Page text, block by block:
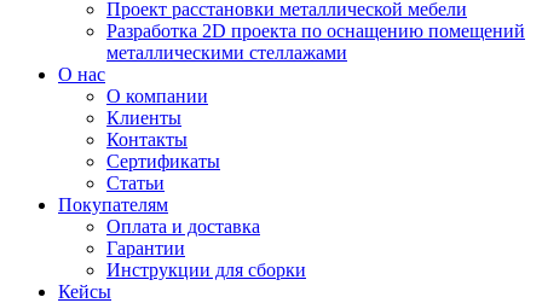
Проект расстановки металлической мебели
Разработка 2D проекта по оснащению помещений
металлическими стеллажами
О нас
О компании
Клиенты
Контакты
Сертификаты
Статьи
Покупателям
Оплата и доставка
Гарантии
Инструкции для сборки
Кейсы